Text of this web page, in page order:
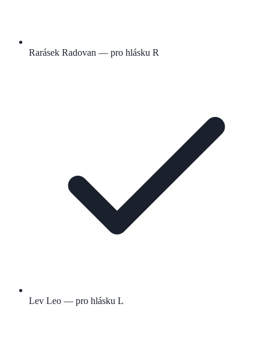
Rarásek Radovan — pro hlásku R
Lev Leo — pro hlásku L